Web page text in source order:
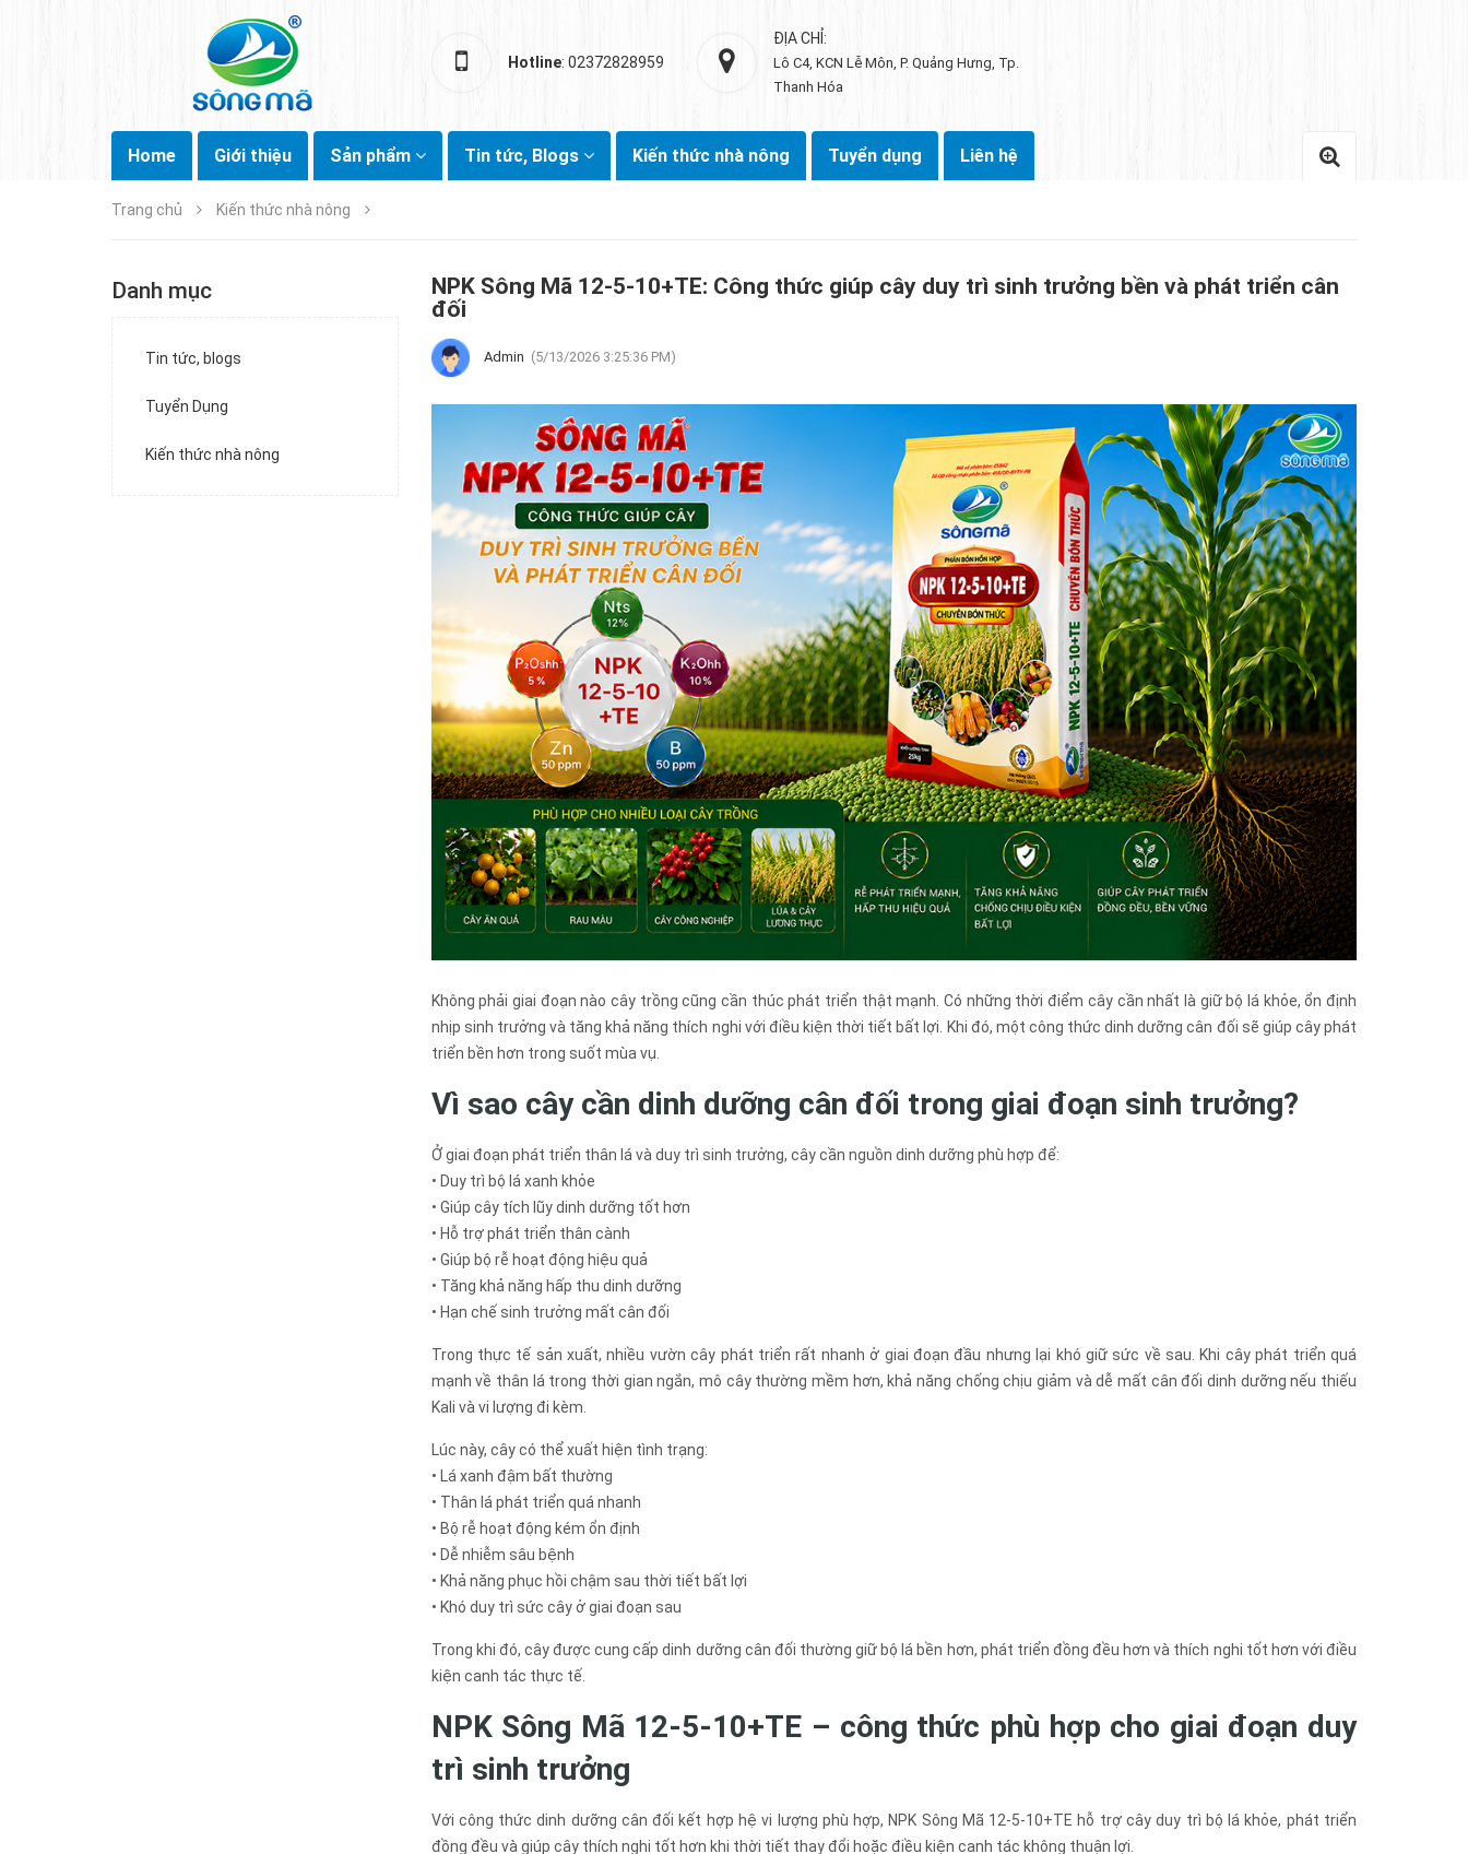
Hotline: 02372828959
ĐỊA CHỈ:
Lô C4, KCN Lễ Môn, P. Quảng Hưng, Tp.
Thanh Hóa
Home Giới thiệu Sản phẩm Tin tức, Blogs Kiến thức nhà nông Tuyển dụng Liên hệ
Trang chủ Kiến thức nhà nông
NPK Sông Mã 12-5-10+TE: Công thức giúp cây duy trì sinh trưởng bền và phát triển cân
đối
Admin (5/13/2026 3:25:36 PM)
Không phải giai đoạn nào cây trồng cũng cần thúc phát triển thật mạnh. Có những thời điểm cây cần nhất là giữ bộ lá khỏe, ổn định
nhịp sinh trưởng và tăng khả năng thích nghi với điều kiện thời tiết bất lợi. Khi đó, một công thức dinh dưỡng cân đối sẽ giúp cây phát
triển bền hơn trong suốt mùa vụ.
Vì sao cây cần dinh dưỡng cân đối trong giai đoạn sinh trưởng?
Ở giai đoạn phát triển thân lá và duy trì sinh trưởng, cây cần nguồn dinh dưỡng phù hợp để:
• Duy trì bộ lá xanh khỏe
• Giúp cây tích lũy dinh dưỡng tốt hơn
• Hỗ trợ phát triển thân cành
• Giúp bộ rễ hoạt động hiệu quả
• Tăng khả năng hấp thu dinh dưỡng
• Hạn chế sinh trưởng mất cân đối
Trong thực tế sản xuất, nhiều vườn cây phát triển rất nhanh ở giai đoạn đầu nhưng lại khó giữ sức về sau. Khi cây phát triển quá
mạnh về thân lá trong thời gian ngắn, mô cây thường mềm hơn, khả năng chống chịu giảm và dễ mất cân đối dinh dưỡng nếu thiếu
Kali và vi lượng đi kèm.
Lúc này, cây có thể xuất hiện tình trạng:
• Lá xanh đậm bất thường
• Thân lá phát triển quá nhanh
• Bộ rễ hoạt động kém ổn định
• Dễ nhiễm sâu bệnh
• Khả năng phục hồi chậm sau thời tiết bất lợi
• Khó duy trì sức cây ở giai đoạn sau
Trong khi đó, cây được cung cấp dinh dưỡng cân đối thường giữ bộ lá bền hơn, phát triển đồng đều hơn và thích nghi tốt hơn với điều
kiện canh tác thực tế.
NPK Sông Mã 12-5-10+TE – công thức phù hợp cho giai đoạn duy
trì sinh trưởng
Với công thức dinh dưỡng cân đối kết hợp hệ vi lượng phù hợp, NPK Sông Mã 12-5-10+TE hỗ trợ cây duy trì bộ lá khỏe, phát triển
đồng đều và giúp cây thích nghi tốt hơn khi thời tiết thay đổi hoặc điều kiện canh tác không thuận lợi.
Danh mục
Tin tức, blogs
Tuyển Dụng
Kiến thức nhà nông